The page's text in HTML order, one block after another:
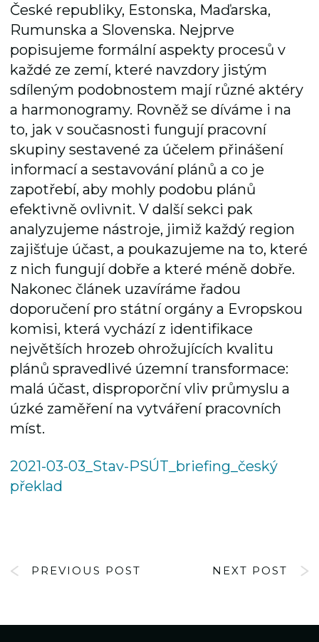
České republiky, Estonska, Maďarska,
Rumunska a Slovenska. Nejprve
popisujeme formální aspekty procesů v
každé ze zemí, které navzdory jistým
sdíleným podobnostem mají různé aktéry
a harmonogramy. Rovněž se díváme i na
to, jak v současnosti fungují pracovní
skupiny sestavené za účelem přinášení
informací a sestavování plánů a co je
zapotřebí, aby mohly podobu plánů
efektivně ovlivnit. V další sekci pak
analyzujeme nástroje, jimiž každý region
zajišťuje účast, a poukazujeme na to, které
z nich fungují dobře a které méně dobře.
Nakonec článek uzavíráme řadou
doporučení pro státní orgány a Evropskou
komisi, která vychází z identifikace
největších hrozeb ohrožujících kvalitu
plánů spravedlivé územní transformace:
malá účast, disproporční vliv průmyslu a
úzké zaměření na vytváření pracovních
míst.
2021-03-03_Stav-PSÚT_briefing_český
překlad
PREVIOUS POST NEXT POST